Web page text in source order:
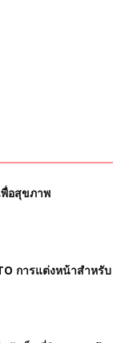
อสุขภาพ
การแต่งหน้าสำหรับ